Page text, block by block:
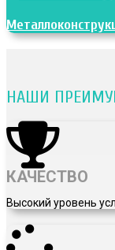
НАШИ
КАЧЕСТВО
Высокий уровень